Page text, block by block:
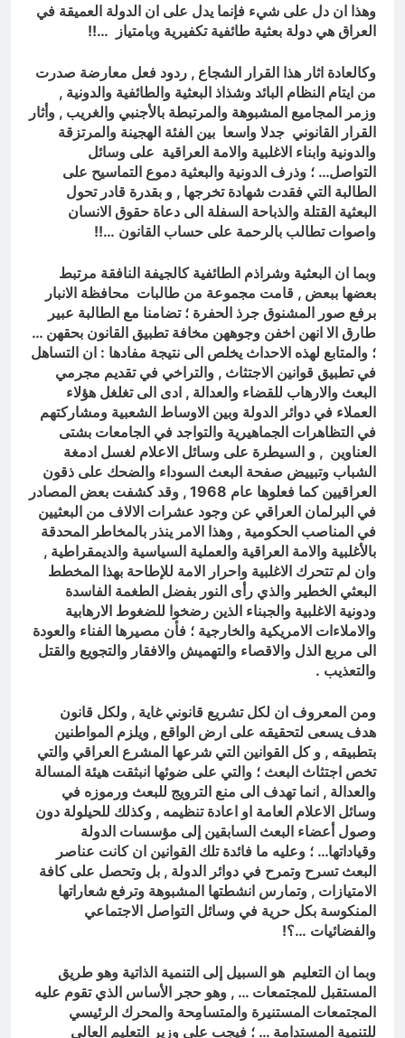
وهذا ان دل على شيء فإنما يدل على ان الدولة العميقة في
العراق هي دولة بعثية طائفية تكفيرية وبامتياز …!!
وكالعادة اثار هذا القرار الشجاع , ردود فعل معارضة صدرت
من ايتام النظام البائد وشذاذ البعثية والطائفية والدونية ,
وزمر المجاميع المشبوهة والمرتبطة بالأجنبي والغريب , وأثار
القرار القانوني جدلا واسعا بين الفئة الهجينة والمرتزقة
والدونية وابناء الاغلبية والامة العراقية على وسائل
التواصل… ؛ وذرف الدونية والبعثية دموع التماسيح على
الطالبة التي فقدت شهادة تخرجها , و بقدرة قادر تحول
البعثية القتلة والذباحة السفلة الى دعاة حقوق الانسان
واصوات تطالب بالرحمة على حساب القانون …!!
وبما ان البعثية وشراذم الطائفية كالجيفة النافقة مرتبط
بعضها ببعض , قامت مجموعة من طالبات محافظة الانبار
برفع صور المشنوق جرذ الحفرة ؛ تضامنا مع الطالبة عبير
طارق الا انهن اخفن وجوههن مخافة تطبيق القانون بحقهن …
؛ والمتابع لهذه الاحداث يخلص الى نتيجة مفادها : ان التساهل
في تطبيق قوانين الاجتثاث , والتراخي في تقديم مجرمي
البعث والارهاب للقضاء والعدالة , ادى الى تغلغل هؤلاء
العملاء في دوائر الدولة وبين الاوساط الشعبية ومشاركتهم
في التظاهرات الجماهيرية والتواجد في الجامعات بشتى
العناوين , و السيطرة على وسائل الاعلام لغسل ادمغة
الشباب وتبييض صفحة البعث السوداء والضحك على ذقون
العراقيين كما فعلوها عام 1968 , وقد كشفت بعض المصادر
في البرلمان العراقي عن وجود عشرات الالاف من البعثيين
في المناصب الحكومية , وهذا الامر ينذر بالمخاطر المحدقة
بالأغلبية والامة العراقية والعملية السياسية والديمقراطية ,
وان لم تتحرك الاغلبية واحرار الامة للإطاحة بهذا المخطط
البعثي الخطير والذي رأى النور بفضل الطغمة الفاسدة
ودونية الاغلبية والجبناء الذين رضخوا للضغوط الارهابية
والاملاءات الامريكية والخارجية ؛ فأن مصيرها الفناء والعودة
الى مربع الذل والاقصاء والتهميش والافقار والتجويع والقتل
والتعذيب .
ومن المعروف ان لكل تشريع قانوني غاية , ولكل قانون
هدف يسعى لتحقيقه على ارض الواقع , ويلزم المواطنين
بتطبيقه , و كل القوانين التي شرعها المشرع العراقي والتي
تخص اجتثاث البعث ؛ والتي على ضوئها انبثقت هيئة المسالة
والعدالة , انما تهدف الى منع الترويج للبعث ورموزه في
وسائل الاعلام العامة او اعادة تنظيمه , وكذلك للحيلولة دون
وصول أعضاء البعث السابقين إلى مؤسسات الدولة
وقياداتها… ؛ وعليه ما فائدة تلك القوانين ان كانت عناصر
البعث تسرح وتمرح في دوائر الدولة , بل وتحصل على كافة
الامتيازات , وتمارس انشطتها المشبوهة وترفع شعاراتها
المنكوسة بكل حرية في وسائل التواصل الاجتماعي
والفضائيات …؟!
وبما ان التعليم هو السبيل إلى التنمية الذاتية وهو طريق
المستقبل للمجتمعات … , وهو حجر الأساس الذي تقوم عليه
المجتمعات المستنيرة والمتسامِحة والمحرك الرئيسي
للتنمية المستدامة … ؛ فيجب على وزير التعليم العالي